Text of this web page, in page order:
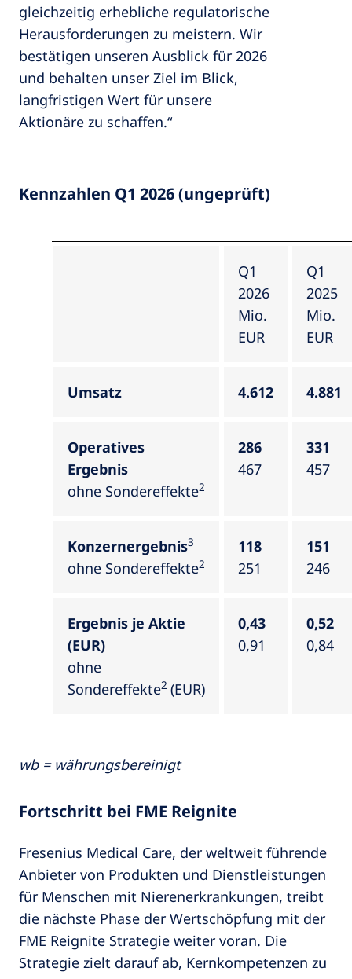
gleichzeitig erhebliche regulatorische
Herausforderungen zu meistern. Wir
bestätigen unseren Ausblick für 2026
und behalten unser Ziel im Blick,
langfristigen Wert für unsere
Aktionäre zu schaffen.“
Kennzahlen Q1 2026 (ungeprüft)
Q1
2026
Mio.
EUR
Q1
2025
Mio.
EUR
Umsatz 4.612 4.881
Operatives
Ergebnis
ohne Sondereffekte2
286
467
331
457
Konzernergebnis3
ohne Sondereffekte2
118
251
151
246
Ergebnis je Aktie
(EUR)
ohne
Sondereffekte2 (EUR)
0,43
0,91
0,52
0,84
wb = währungsbereinigt
Fortschritt bei FME Reignite
Fresenius Medical Care, der weltweit führende
Anbieter von Produkten und Dienstleistungen
für Menschen mit Nierenerkrankungen, treibt
die nächste Phase der Wertschöpfung mit der
FME Reignite Strategie weiter voran. Die
Strategie zielt darauf ab, Kernkompetenzen zu